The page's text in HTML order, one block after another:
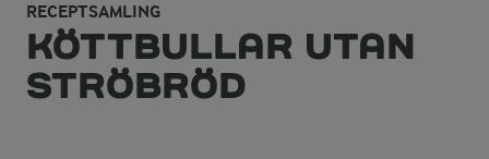
RECEPTSAMLING
KÖTTBULLAR UTAN
STRÖBRÖD